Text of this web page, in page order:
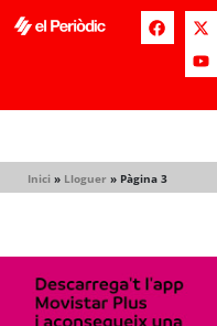
Inici » Lloguer » Pàgina 3